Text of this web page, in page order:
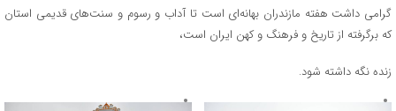
گرامی داشت هفته مازندران بهانه‌ای است تا آداب و رسوم و سنت‌های قدیمی استان
که برگرفته از تاریخ و فرهنگ و کهن ایران است،
زنده نگه داشته شود.